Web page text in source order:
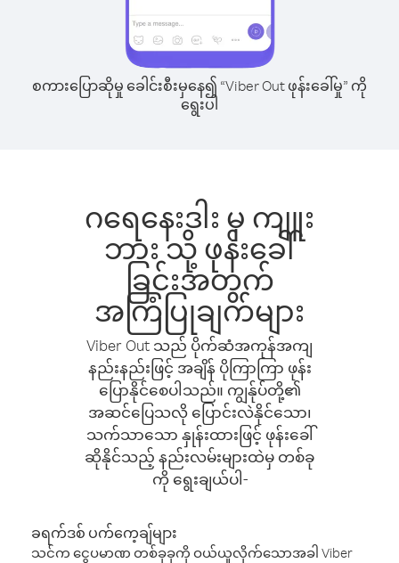
စကားပြောဆိုမှု ခေါင်းစီးမှနေ၍ “Viber Out ဖုန်းခေါ်မှု” ကို
ရွေးပါ
ဂရေနေးဒါး မှ ကျူး
ဘား သို့ ဖုန်းခေါ်
ခြင်းအတွက်
အကြံပြုချက်များ
Viber Out သည် ပိုက်ဆံအကုန်အကျ
နည်းနည်းဖြင့် အချိန် ပိုကြာကြာ ဖုန်း
ပြောနိုင်စေပါသည်။ ကျွန်ုပ်တို့၏
အဆင်ပြေသလို ပြောင်းလဲနိုင်သော၊
သက်သာသော နှုန်းထားဖြင့် ဖုန်းခေါ်
ဆိုနိုင်သည့် နည်းလမ်းများထဲမှ တစ်ခု
ကို ရွေးချယ်ပါ-
ခရက်ဒစ် ပက်ကေ့ချ်များ
သင်က ငွေပမာဏ တစ်ခုခုကို ဝယ်ယူလိုက်သောအခါ Viber